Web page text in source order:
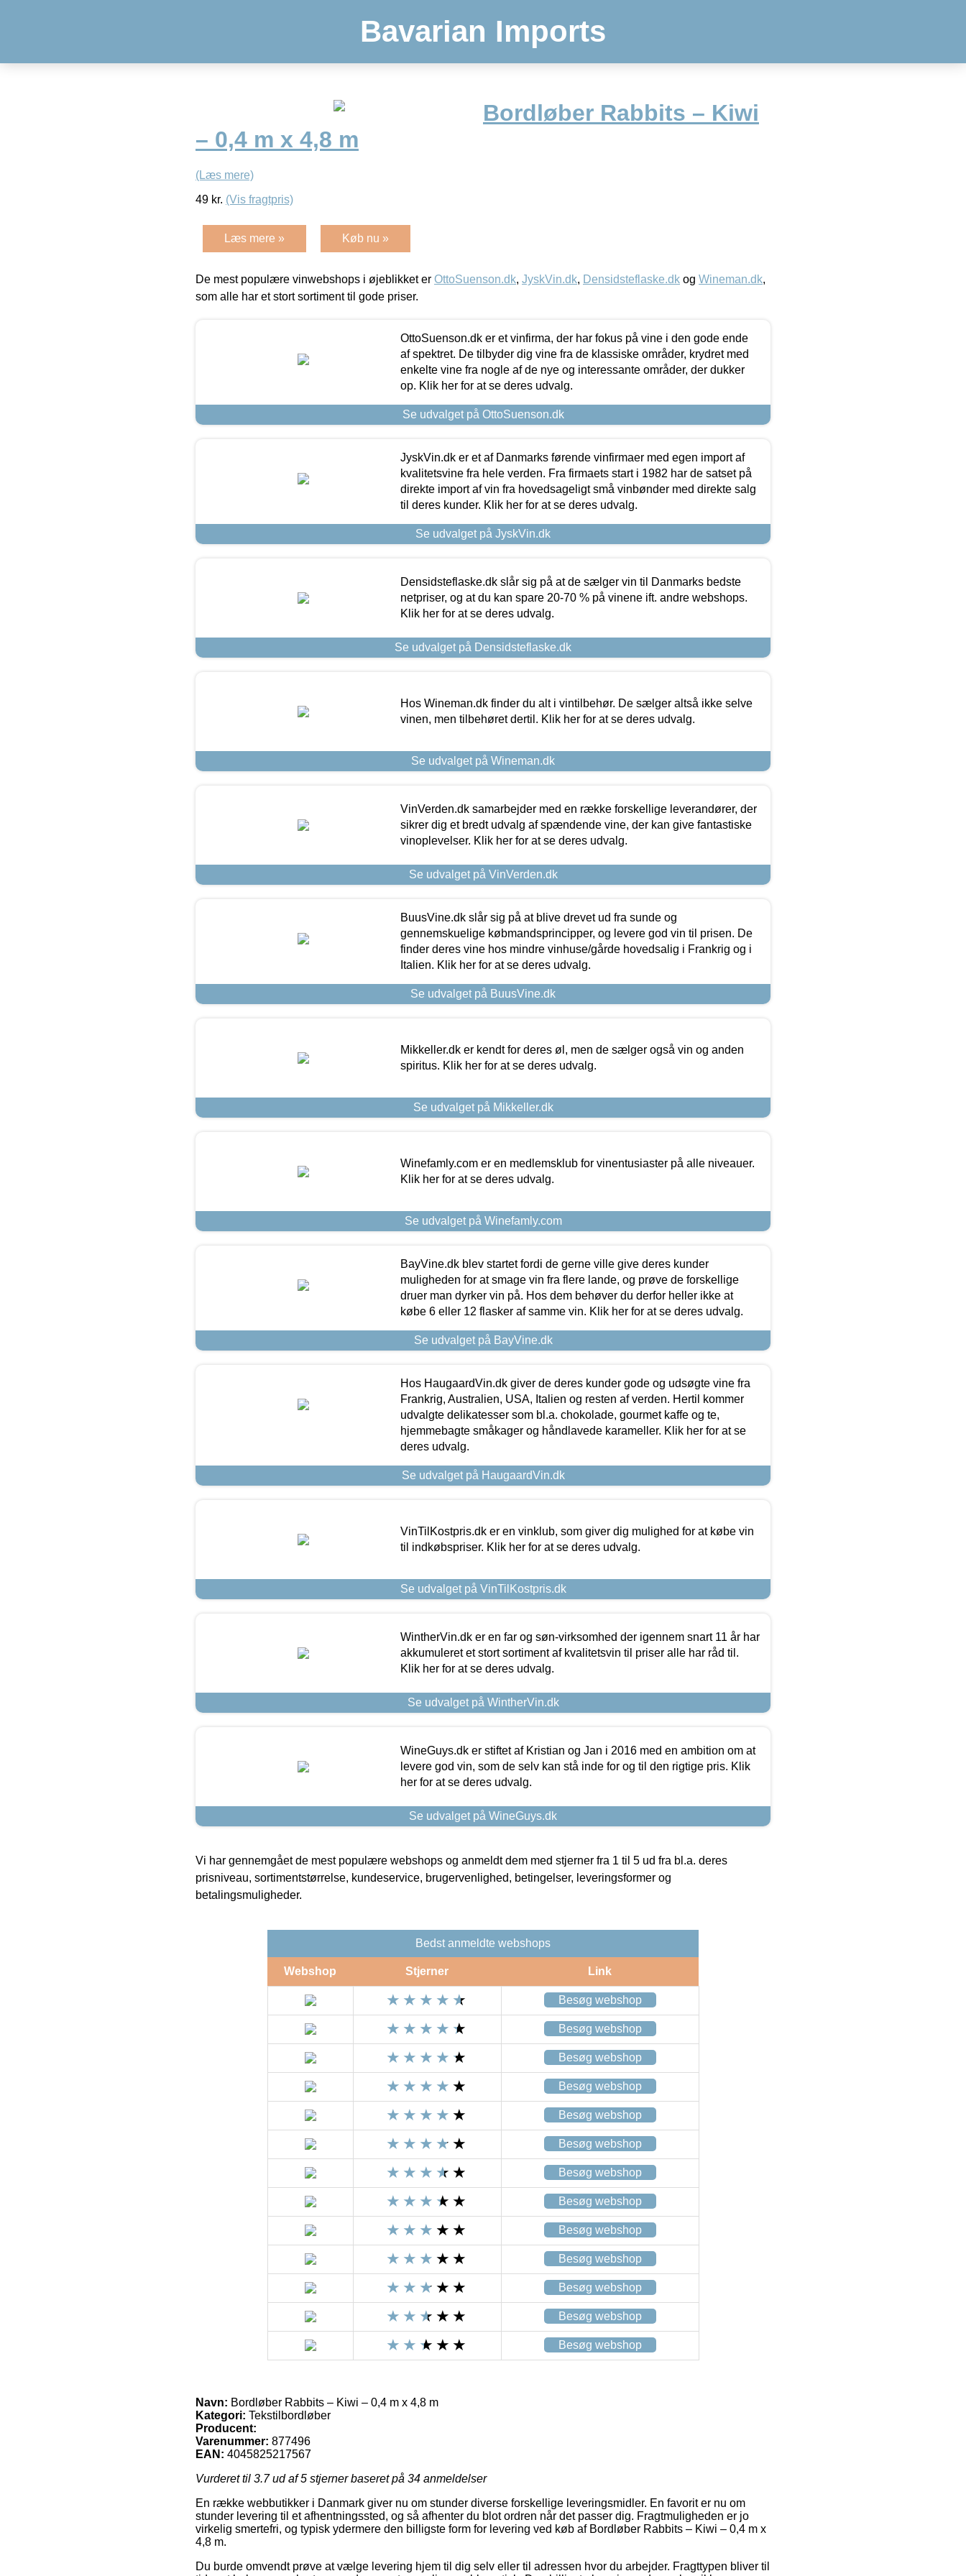
Bavarian Imports
Bordløber Rabbits – Kiwi
– 0,4 m x 4,8 m
(Læs mere)
49 kr. (Vis fragtpris)
Læs mere » Køb nu »
De mest populære vinwebshops i øjeblikket er OttoSuenson.dk, JyskVin.dk, Densidsteflaske.dk og Wineman.dk,
som alle har et stort sortiment til gode priser.
OttoSuenson.dk er et vinfirma, der har fokus på vine i den gode ende
af spektret. De tilbyder dig vine fra de klassiske områder, krydret med
enkelte vine fra nogle af de nye og interessante områder, der dukker
op. Klik her for at se deres udvalg.
Se udvalget på OttoSuenson.dk
JyskVin.dk er et af Danmarks førende vinfirmaer med egen import af
kvalitetsvine fra hele verden. Fra firmaets start i 1982 har de satset på
direkte import af vin fra hovedsageligt små vinbønder med direkte salg
til deres kunder. Klik her for at se deres udvalg.
Se udvalget på JyskVin.dk
Densidsteflaske.dk slår sig på at de sælger vin til Danmarks bedste
netpriser, og at du kan spare 20-70 % på vinene ift. andre webshops.
Klik her for at se deres udvalg.
Se udvalget på Densidsteflaske.dk
Hos Wineman.dk finder du alt i vintilbehør. De sælger altså ikke selve
vinen, men tilbehøret dertil. Klik her for at se deres udvalg.
Se udvalget på Wineman.dk
VinVerden.dk samarbejder med en række forskellige leverandører, der
sikrer dig et bredt udvalg af spændende vine, der kan give fantastiske
vinoplevelser. Klik her for at se deres udvalg.
Se udvalget på VinVerden.dk
BuusVine.dk slår sig på at blive drevet ud fra sunde og
gennemskuelige købmandsprincipper, og levere god vin til prisen. De
finder deres vine hos mindre vinhuse/gårde hovedsalig i Frankrig og i
Italien. Klik her for at se deres udvalg.
Se udvalget på BuusVine.dk
Mikkeller.dk er kendt for deres øl, men de sælger også vin og anden
spiritus. Klik her for at se deres udvalg.
Se udvalget på Mikkeller.dk
Winefamly.com er en medlemsklub for vinentusiaster på alle niveauer.
Klik her for at se deres udvalg.
Se udvalget på Winefamly.com
BayVine.dk blev startet fordi de gerne ville give deres kunder
muligheden for at smage vin fra flere lande, og prøve de forskellige
druer man dyrker vin på. Hos dem behøver du derfor heller ikke at
købe 6 eller 12 flasker af samme vin. Klik her for at se deres udvalg.
Se udvalget på BayVine.dk
Hos HaugaardVin.dk giver de deres kunder gode og udsøgte vine fra
Frankrig, Australien, USA, Italien og resten af verden. Hertil kommer
udvalgte delikatesser som bl.a. chokolade, gourmet kaffe og te,
hjemmebagte småkager og håndlavede karameller. Klik her for at se
deres udvalg.
Se udvalget på HaugaardVin.dk
VinTilKostpris.dk er en vinklub, som giver dig mulighed for at købe vin
til indkøbspriser. Klik her for at se deres udvalg.
Se udvalget på VinTilKostpris.dk
WintherVin.dk er en far og søn-virksomhed der igennem snart 11 år har
akkumuleret et stort sortiment af kvalitetsvin til priser alle har råd til.
Klik her for at se deres udvalg.
Se udvalget på WintherVin.dk
WineGuys.dk er stiftet af Kristian og Jan i 2016 med en ambition om at
levere god vin, som de selv kan stå inde for og til den rigtige pris. Klik
her for at se deres udvalg.
Se udvalget på WineGuys.dk
Vi har gennemgået de mest populære webshops og anmeldt dem med stjerner fra 1 til 5 ud fra bl.a. deres
prisniveau, sortimentstørrelse, kundeservice, brugervenlighed, betingelser, leveringsformer og
betalingsmuligheder.
Bedst anmeldte webshops
Webshop Stjerner Link
Besøg webshop
Besøg webshop
Besøg webshop
Besøg webshop
Besøg webshop
Besøg webshop
Besøg webshop
Besøg webshop
Besøg webshop
Besøg webshop
Besøg webshop
Besøg webshop
Besøg webshop
Navn: Bordløber Rabbits – Kiwi – 0,4 m x 4,8 m
Kategori: Tekstilbordløber
Producent:
Varenummer: 877496
EAN: 4045825217567
Vurderet til 3.7ud af 5 stjerner baseret på 34 anmeldelser
En række webbutikker i Danmark giver nu om stunder diverse forskellige leveringsmidler. En favorit er nu om
stunder levering til et afhentningssted, og så afhenter du blot ordren når det passer dig. Fragtmuligheden er jo
virkelig smertefri, og typisk ydermere den billigste form for levering ved køb af Bordløber Rabbits – Kiwi – 0,4 m x
4,8 m.
Du burde omvendt prøve at vælge levering hjem til dig selv eller til adressen hvor du arbejder. Fragttypen bliver til